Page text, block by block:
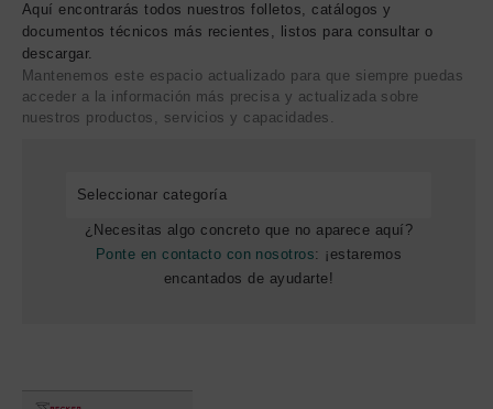
Aquí encontrarás todos nuestros folletos, catálogos y
documentos técnicos más recientes, listos para consultar o
descargar.
Mantenemos este espacio actualizado para que siempre puedas
acceder a la información más precisa y actualizada sobre
nuestros productos, servicios y capacidades.
¿Necesitas algo concreto que no aparece aquí?
Ponte en contacto con nosotros: ¡estaremos
encantados de ayudarte!